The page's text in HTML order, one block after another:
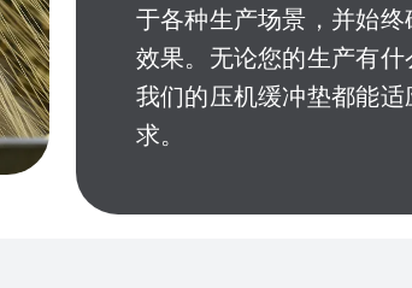
于各种生产场景，并始终
效果。无论您的生产有什
我们的压机缓冲垫都能适
求。